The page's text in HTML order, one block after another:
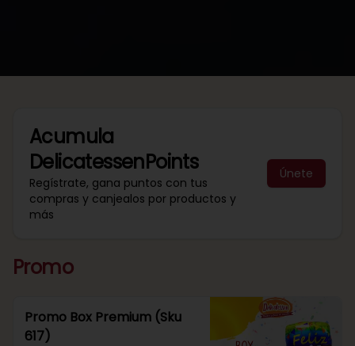
Acumula
DelicatessenPoints
Regístrate, gana puntos con tus
compras y canjealos por productos y
más
Únete
Promo
Promo Box Premium (Sku
617)